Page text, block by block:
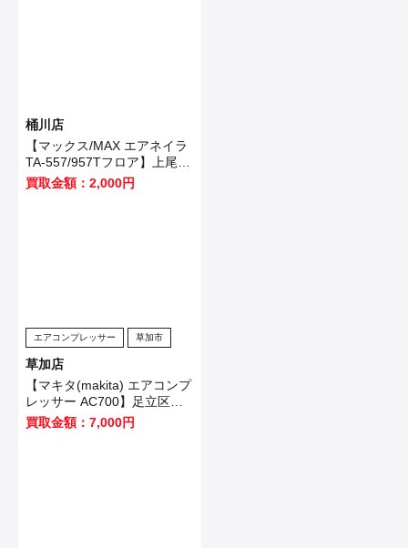
桶川店
【マックス/MAX エアネイラ
TA-557/957Tフロア】上尾市
のお客様から買取いたしまし
買取金額：2,000円
エアコンプレッサー 草加市
草加店
【マキタ(makita) エアコンプ
レッサー AC700】足立区の
お客様から買取させて頂きま
買取金額：7,000円